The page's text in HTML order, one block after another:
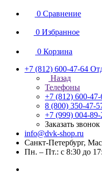
0 Сравнение
0 Избранное
0 Корзина
+7 (812) 600-47-64
Назад
Телефоны
+7 (812) 600-47-
8 (800) 350-47-
+7 (999) 004-89-
Заказать звонок
info@dvk-shop.ru
Санкт-Петербург,
Пн. – Пт.: с 8:30 до